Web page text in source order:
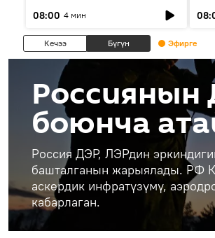
08:00 4 мин
Кечээ Бүгүн Эфирге
Россиянын
боюнча
Россия ДЭР, ЛЭРдин
башталганын жарыялады. РФ
аскердик инфратүзүмү,
кабарлаган.